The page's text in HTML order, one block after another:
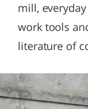
mill,
work tools
literature of